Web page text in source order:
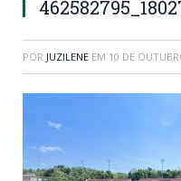
POR JUZILENE EM 10 DE